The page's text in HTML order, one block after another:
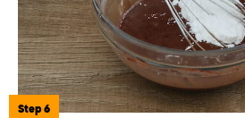
Step 6